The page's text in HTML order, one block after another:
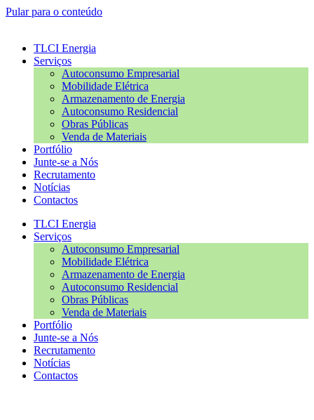
Pular para o conteúdo
TLCI Energia
Serviços
Autoconsumo Empresarial
Mobilidade Elétrica
Armazenamento de Energia
Autoconsumo Residencial
Obras Públicas
Venda de Materiais
Portfólio
Junte-se a Nós
Recrutamento
Notícias
Contactos
TLCI Energia
Serviços
Autoconsumo Empresarial
Mobilidade Elétrica
Armazenamento de Energia
Autoconsumo Residencial
Obras Públicas
Venda de Materiais
Portfólio
Junte-se a Nós
Recrutamento
Notícias
Contactos